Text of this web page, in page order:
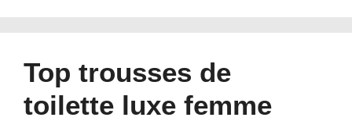
Top trousses de
toilette luxe femme